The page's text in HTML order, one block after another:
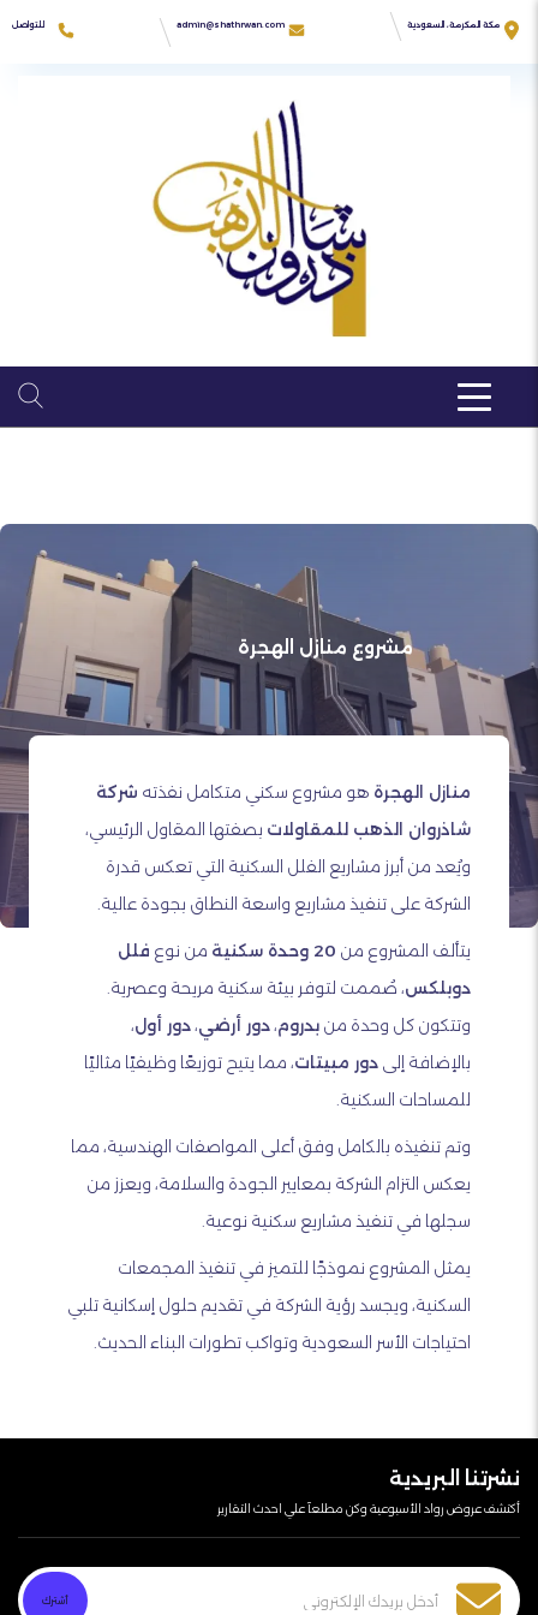
content
مكة المكرمة، السعودية
admin@shathrwan.com
للتواصل
مشروع منازل الهجرة
منازل الهجرة هو مشروع سكني متكامل نفذته شركة
شاذروان الذهب للمقاولات بصفتها المقاول الرئيسي،
ويُعد من أبرز مشاريع الفلل السكنية التي تعكس قدرة
الشركة على تنفيذ مشاريع واسعة النطاق بجودة عالية.
يتألف المشروع من 20 وحدة سكنية من نوع فلل
دوبلكس، صُممت لتوفر بيئة سكنية مريحة وعصرية.
وتتكون كل وحدة من بدروم،دور أرضي،دور أول،
بالإضافة إلى دور مبيتات، مما يتيح توزيعًا وظيفيًا مثاليًا
للمساحات السكنية.
وتم تنفيذه بالكامل وفق أعلى المواصفات الهندسية، مما
يعكس التزام الشركة بمعايير الجودة والسلامة، ويعزز من
سجلها في تنفيذ مشاريع سكنية نوعية.
يمثل المشروع نموذجًا للتميز في تنفيذ المجمعات
السكنية، ويجسد رؤية الشركة في تقديم حلول إسكانية تلبي
احتياجات الأسر السعودية وتواكب تطورات البناء الحديث.
نشرتنا البريدية
أكتشف عروض رواد الأسبوعية وكن مطلعآ علي احدث التقارير